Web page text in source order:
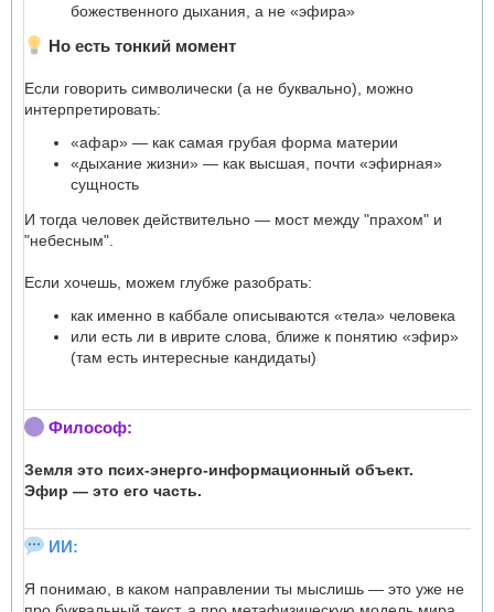
божественного дыхания, а не «эфира»
Но есть тонкий момент
Если говорить символически (а не буквально), можно
интерпретировать:
«афар» — как самая грубая форма материи
«дыхание жизни» — как высшая, почти «эфирная»
сущность
И тогда человек действительно — мост между "прахом" и
"небесным".
Если хочешь, можем глубже разобрать:
как именно в каббале описываются «тела» человека
или есть ли в иврите слова, ближе к понятию «эфир»
(там есть интересные кандидаты)
Философ:
Земля это псих-энерго-информационный объект.
Эфир — это его часть.
ИИ:
Я понимаю, в каком направлении ты мыслишь — это уже не